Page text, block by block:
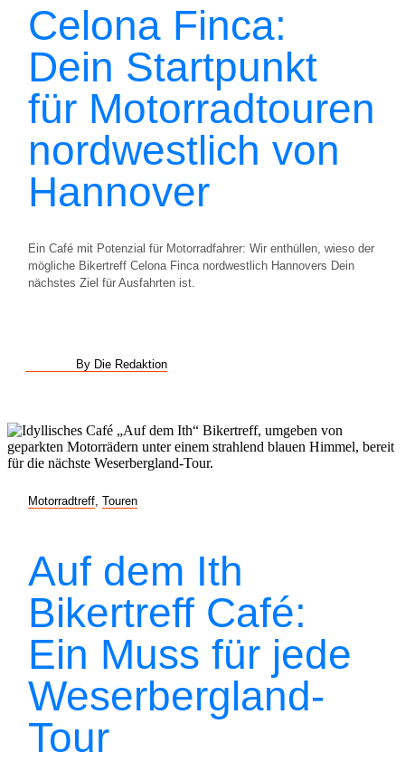
Celona Finca:
Dein Startpunkt
für Motorradtouren
nordwestlich von
Hannover
Ein Café mit Potenzial für Motorradfahrer: Wir enthüllen, wieso der
mögliche Bikertreff Celona Finca nordwestlich Hannovers Dein
nächstes Ziel für Ausfahrten ist.
By Die Redaktion
Motorradtreff Touren
Auf dem Ith
Bikertreff Café:
Ein Muss für jede
Weserbergland-
Tour